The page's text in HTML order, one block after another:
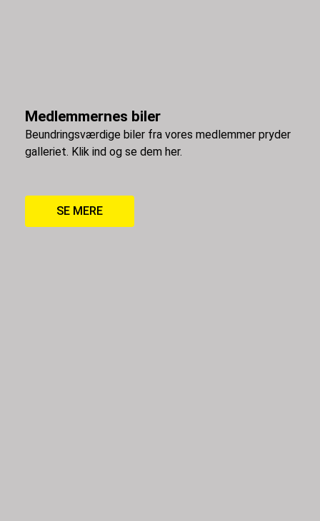
Medlemmernes biler
Beundringsværdige biler fra vores medlemmer pryder
galleriet. Klik ind og se dem her.
SE MERE